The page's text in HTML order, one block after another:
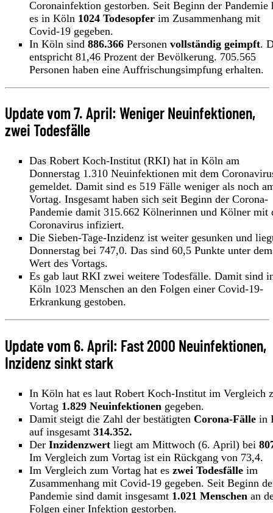
Coronainfektion gestorben. Seit Beginn der Pandemie
es in Köln 1024 Todesopfer im Zusammenhang mit
Covid-19 gegeben.
In Köln sind 886.366 Personen vollständig geimpft.
entspricht 81,46 Prozent der Bevölkerung. 705.565
Personen haben eine Auffrischungsimpfung erhalten.
Update vom 7. April: Weniger Neuinfektionen,
zwei Todesfälle
Das Robert Koch-Institut (RKI) hat in Köln am
Donnerstag 1.310 Neuinfektionen mit dem
gemeldet. Damit sind es 519 Fälle weniger als noch
Vortag. Insgesamt haben sich seit Beginn der Corona-
Pandemie damit 315.662 Kölnerinnen und Kölner mit
Coronavirus infiziert.
Die Sieben-Tage-Inzidenz ist weiter gesunken und
Donnerstag bei 747,0. Das sind 60,5 Punkte unter dem
Wert des Vortags.
Es gab laut RKI zwei weitere Todesfälle. Damit sind
Köln 1023 Menschen an den Folgen einer Covid-19-
Erkrankung gestoben.
Update vom 6. April: Fast 2000 Neuinfektionen,
Inzidenz sinkt stark
In Köln hat es laut Robert Koch-Institut im Vergleich
Vortag 1.829 Neuinfektionen gegeben.
Damit steigt die Zahl der bestätigten Corona-Fälle in
auf insgesamt 314.352.
Der Inzidenzwert liegt am Mittwoch (6. April) bei
Im Vergleich zum Vortag ist ein Rückgang von 73,4.
Im Vergleich zum Vortag hat es zwei Todesfälle im
Zusammenhang mit Covid-19 gegeben. Seit Beginn
Pandemie sind damit insgesamt 1.021 Menschen an
Folgen einer Infektion gestorben.